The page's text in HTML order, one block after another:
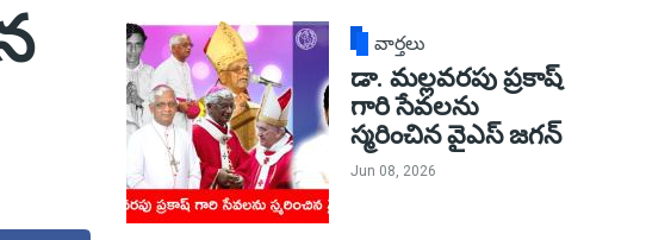
వార్తలు
డా. మల్లవరపు ప్రకాష్
గారి సేవలను
స్మరించిన వైఎస్ జగన్
Jun 08, 2026